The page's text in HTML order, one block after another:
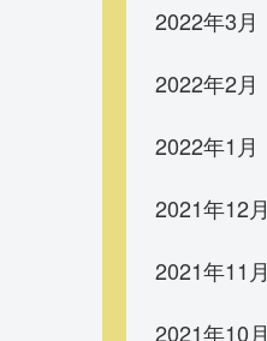
2022年3月
2022年2月
2022年1月
2021年12月
2021年11月
2021年10月